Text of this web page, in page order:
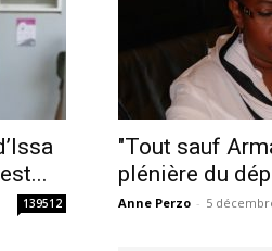
139512
"Tout sauf
plénière du
Anne Perzo - 5